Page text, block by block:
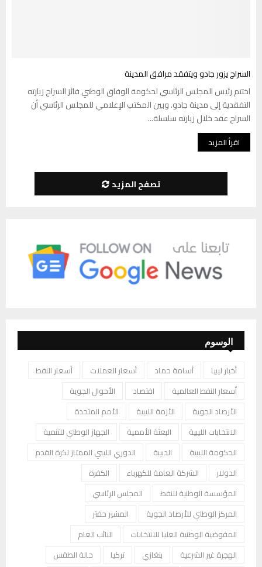
السراج يزور جادو ويتفقد مرافق المدينة
اختتم رئيس المجلس الرئاسي لحكومة الوفاق الوطني فائز السراج زيارته
التفقدية إلى مدينة جادو. وبين المكتب الإعلامي للمجلس الرئاسي أن
السراج عقد خلال زيارته سلسلة...
اقرأ المزيد
تصفح المزيد
الوسوم
أخبار ليبيا أسامة حماد أسعار العملات
أسعار النفط
أسعار النفط العالمية
اقتصاد
الأحوال الجوية
الأرصاد الجوية
الأزمة الليبية
الأمم المتحدة
الانتخابات الليبية
البعثة الأممية
الجهاز الوطني للتنمية
الحكومة الليبية
الدبيبة
الدوري الليبي الممتاز لكرة القدم
الدولار
الشركة العامة للكهرباء
الكفرة
المؤسسة الوطنية للنفط
المجلس الرئاسي
المركز الوطني للأرصاد الجوية
المشير حفتر
المفوضية الوطنية العليا للانتخابات
النائب العام
الهجرة غير الشرعية
بنغازي تركيا
حالة الطقس